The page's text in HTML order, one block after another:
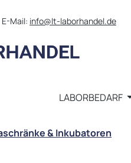
Mail: info@lt-laborhandel.de
LABORBEDARF
& Inkubatoren